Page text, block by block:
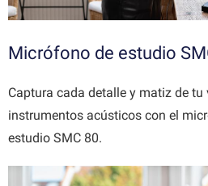
Micrófono de estudio
Captura cada detalle y matiz de tu
instrumentos acústicos con el
estudio SMC 80.